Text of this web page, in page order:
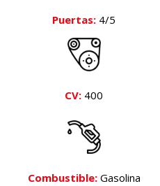
Puertas: 4/5
CV: 400
Combustible:Gasolina